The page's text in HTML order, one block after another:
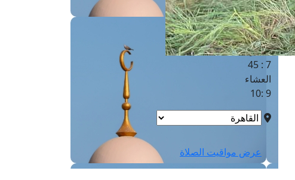
1 : 1
العصر
4:38
المغرب
7 : 45
العشاء
9 :10
عرض مواقيت الصلاة